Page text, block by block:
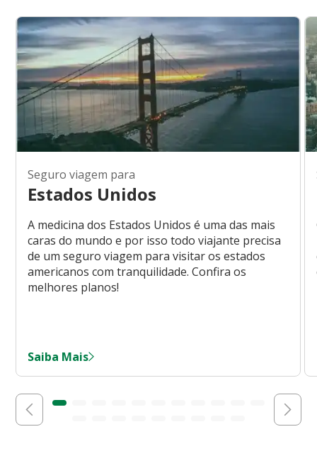
Seguro viagem para
Estados Unidos
A medicina dos Estados Unidos é uma das mais
caras do mundo e por isso todo viajante precisa
de um seguro viagem para visitar os estados
americanos com tranquilidade. Confira os
melhores planos!
Saiba Mais